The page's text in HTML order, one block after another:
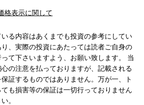
格表示に関して
る内容はあくまでも投資の参考にしてい
、実際の投資にあたっては読者ご自身の
て下さいますよう、お願い致します。 当
の注意を払っておりますが、記載される
証するものではありません。万が一、ト
も損害等の保証は一切行っておりません
。